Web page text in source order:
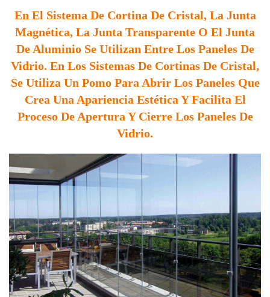
En El Sistema De Cortina De Cristal, La Junta
Magnética, La Junta Transparente O El Junta
De Aluminio Se Utilizan Entre Los Paneles De
Vidrio. En Los Sistemas De Cortinas De Cristal,
Se Utiliza Un Pomo Para Abrir Los Paneles Que
Crea Una Apariencia Estética Y Facilita El
Proceso De Apertura Y Cierre Los Paneles De
Vidrio.